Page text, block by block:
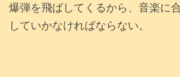
爆弾を飛ばしてくるから、音楽に
していかなければならない。